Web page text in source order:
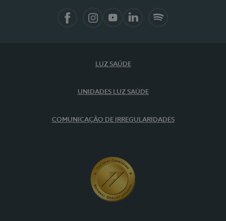
LUZ SAÚDE
UNIDADES LUZ SAÚDE
COMUNICAÇÃO DE IRREGULARIDADES